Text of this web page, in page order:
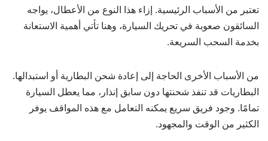
تعتبر من الأسباب الرئيسية. إزاء هذا النوع من الأعطال، يواجه
السائقون صعوبة في تحريك السيارة، وهنا تأتي أهمية الاستعانة
بخدمة السحب السريعة.
من الأسباب الأخرى الحاجة إلى إعادة شحن البطارية أو استبدالها.
البطاريات قد تنفذ شحنتها دون سابق إنذار، مما يعطل السيارة
تمامًا. وجود فريق سريع يمكنه التعامل مع هذه المواقف يوفر
الكثير من الوقت والمجهود.